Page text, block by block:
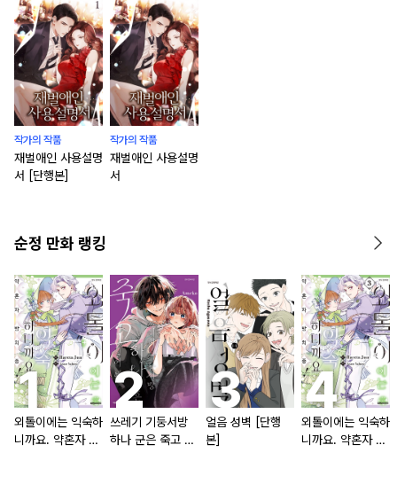
작가의 작품
재벌애인 사용설명
서 [단행본]
작가의 작품
재벌애인 사용설명
서
순정 만화 랭킹
외톨이에는 익숙하
니까요. 약혼자 방
쓰레기 기둥서방
하나 군은 죽고 싶
얼음 성벽 [단행
본]
외톨이에는 익숙하
니까요. 약혼자 방